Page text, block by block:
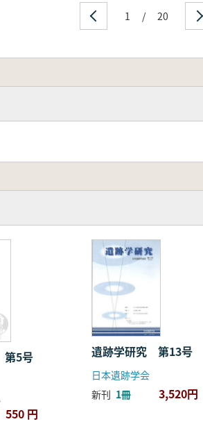
1 / 20
5号
550 円
遺跡学研究 第13号
日本遺跡学会
新刊 1冊 3,520円